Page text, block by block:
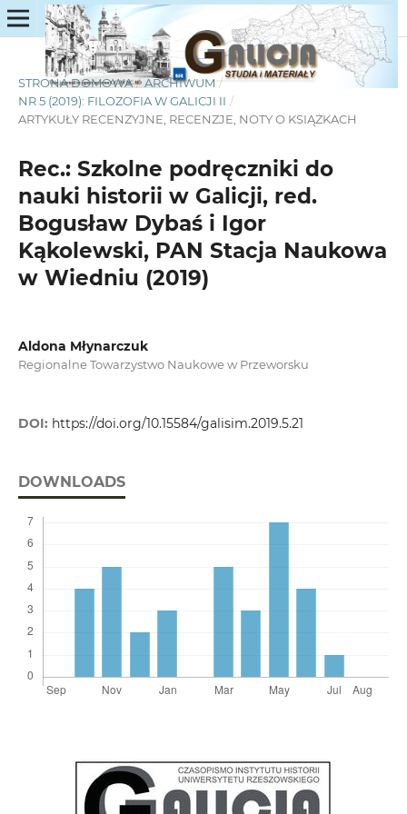
STRONA DOMOWA / ARCHIWUM /
NR 5 (2019): FILOZOFIA W GALICJI II /
ARTYKUŁY RECENZYJNE, RECENZJE, NOTY O KSIĄŻKACH
Rec.: Szkolne podręczniki do
nauki historii w Galicji, red.
Bogusław Dybaś i Igor
Kąkolewski, PAN Stacja Naukowa
w Wiedniu (2019)
Aldona Młynarczuk
Regionalne Towarzystwo Naukowe w Przeworsku
DOI: https://doi.org/10.15584/galisim.2019.5.21
DOWNLOADS